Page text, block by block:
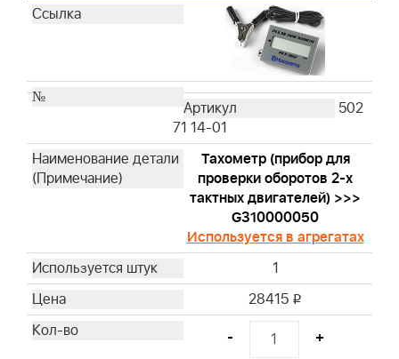
502
71 14-01
Тахометр (прибор для
проверки оборотов 2-х
тактных двигателей) >>>
G310000050
Используется в агрегатах
1
28415 i
- +